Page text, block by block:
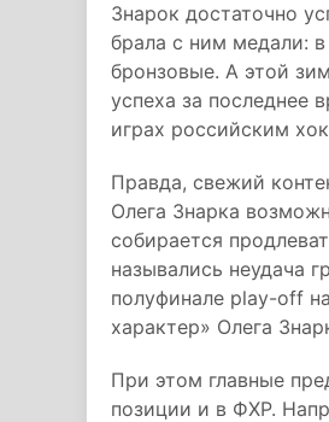
Знарок достаточно
брала с ним медали:
бронзовые. А этой
успеха за последнее
играх российским
Правда, свежий
Олега Знарка
собирается
назывались неудача
полуфинале play-off
характер» Олега
При этом главные
позиции и в ФХР.